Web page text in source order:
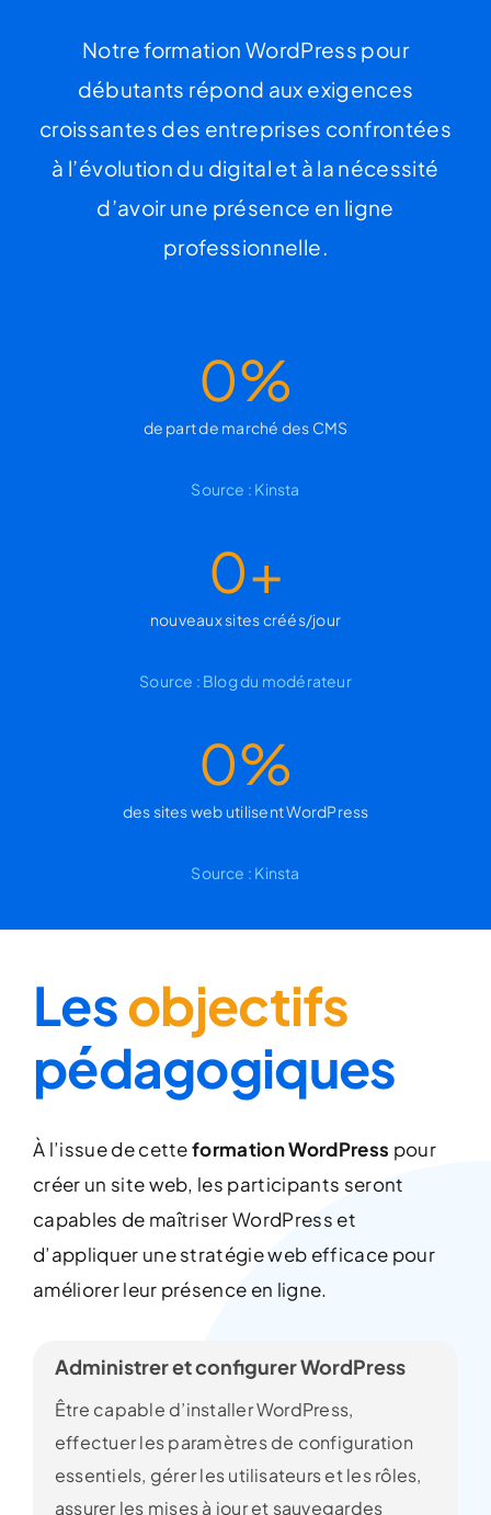
Notre formation WordPress pour
débutants répond aux exigences
croissantes des entreprises confrontées
à l’évolution du digital et à la nécessité
d’avoir une présence en ligne
professionnelle.
0%
de part de marché des CMS
Source : Kinsta
0+
nouveaux sites créés/jour
Source : Blog du modérateur
0%
des sites web utilisent WordPress
Source : Kinsta
Lesobjectifs
pédagogiques
À l’issue de cetteformation WordPress pour
créer un site web, les participants seront
capables de maîtriser WordPress et
d’appliquer une stratégie web efficace pour
améliorer leur présence en ligne.
Administrer et configurer WordPress
Être capable d’installer WordPress,
effectuer les paramètres de configuration
essentiels, gérer les utilisateurs et les rôles,
assurer les mises à jour et sauvegardes